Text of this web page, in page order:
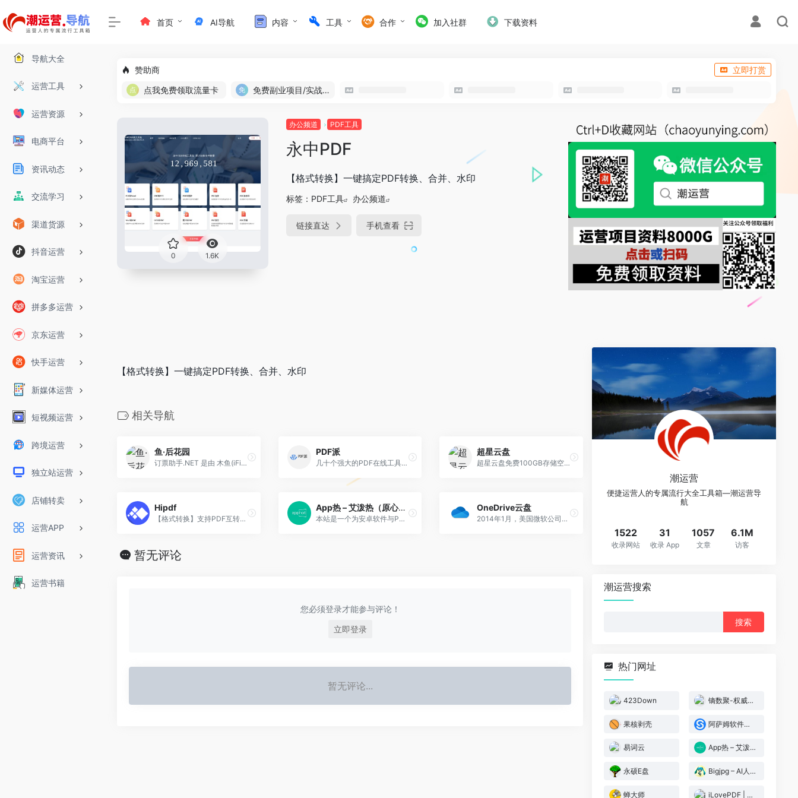
导航大全
运营工具
运营资源
电商平台
资讯动态
交流学习
渠道货源
抖音运营
淘宝运营
拼多多运营
京东运营
快手运营
新媒体运营
短视频运营
跨境运营
独立站运营
店铺转卖
运营APP
运营资讯
运营书籍
首页 AI导航 内容 工具 合作 加入社群 下载资料
赞助商
立即打赏
点我免费领取流量卡
免费副业项目/实战推荐
0 1.6K
办公频道 PDF工具
永中PDF
【格式转换】一键搞定PDF转换、合并、水印
标签： PDF工具 办公频道
链接直达 手机查看
【格式转换】一键搞定PDF转换、合并、水印
相关导航
鱼·后花园
订票助手.NET 是由 木鱼(iFish) 自2013年发起的一个非开源非商业免费软件，目标是做出一款功能全面稳定强大的12306非官方客户端。
PDF派
几十个强大的PDF在线工具，无限次使用，永久免费，没有注册入口，人人都是VIP
超星云盘
超星云盘免费100GB存储空间，上传下载均不限速。
Hipdf
【格式转换】支持PDF互转Word，PPT，Excel，图片；PDF压缩，加密，解锁等P操作。
App热 – 艾泼热（原心海e站）
本站是一个为安卓软件与PC软件爱好者设立的资源网站。
OneDrive云盘
2014年1月，美国微软公司正式宣布SkyDrive更名为OneDrive。微软在YouTube宣布将旗下的云存储服务SkyDrive更名为OneDrive，是为了解决与英国天空广播公司的商标雷同案件。
暂无评论
您必须登录才能参与评论！
立即登录
暂无评论...
潮运营
便捷运营人的专属流行大全工具箱—潮运营导
航
1522
收录网站
31
收录 App
1057
文章
6.1M
访客
潮运营搜索
热门网址
423Down 镝数聚-权威数据
果核剥壳 阿萨姆软件（盒子部落）
易词云 App热 – 艾泼热（原心海e站）
永硕E盘 Bigjpg – AI人工智能图片无损放大
蝉大师 iLovePDF | 为PDF爱好者提供的PDF文件在线处理工具